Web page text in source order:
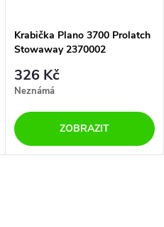
Krabička Plano 3700 Prolatch
Stowaway 2370002
326 Kč
Neznámá
ZOBRAZIT